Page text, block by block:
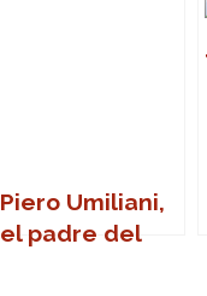
Piero Umiliani,
el padre del